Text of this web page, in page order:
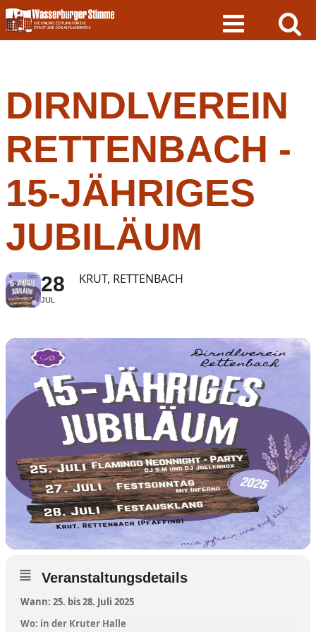
Skip
to
content
DIRNDLVEREIN
RETTENBACH -
15-JÄHRIGES
JUBILÄUM
28
JUL
KRUT, RETTENBACH
Veranstaltungsdetails
Wann: 25. bis 28. Juli 2025
Wo: in der Kruter Halle